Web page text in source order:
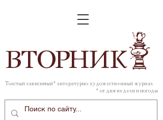
ВТОРНИК
Толстый зависимый* литературно-художественный журнал
* от дня недели и погоды